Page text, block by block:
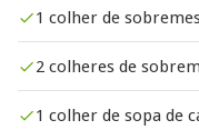
1 colher de
2 colheres de
1 colher de sopa de